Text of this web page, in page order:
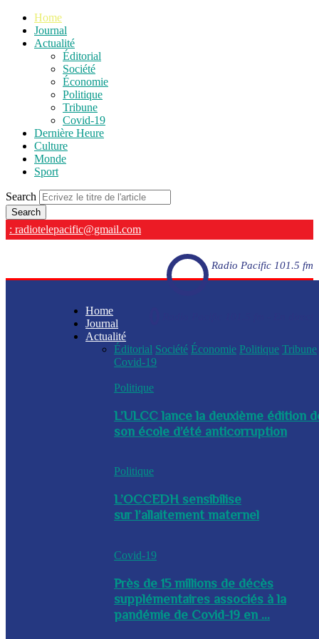
Home
Journal
Actualité
Éditorial
Société
Économie
Politique
Tribune
Covid-19
Dernière Heure
Culture
Monde
Sport
Search
: radiotelepacific@gmail.com
Radio Pacific 101.5 fm
Home
Journal
Actualité
Éditorial Société Économie Politique Tribune
Covid-19
Politique
L’ULCC lance la deuxième édition
son école d’été anticorruption
Politique
L’OCCEDH sensibilise
sur l’allaitement maternel
Covid-19
Près de 15 millions de décès
supplémentaires associés à la
pandémie de Covid-19 en ...